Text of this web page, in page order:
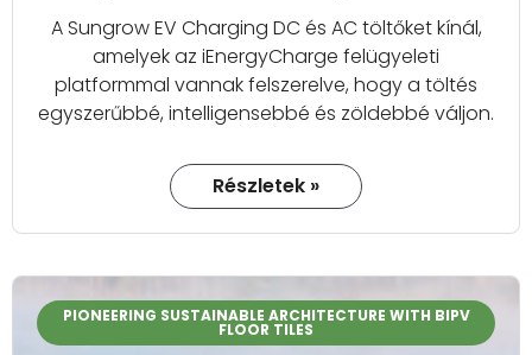
A Sungrow EV Charging DC és AC töltőket kínál,
amelyek az iEnergyCharge felügyeleti
platformmal vannak felszerelve, hogy a töltés
egyszerűbbé, intelligensebbé és zöldebbé váljon.
Részletek »
PIONEERING SUSTAINABLE ARCHITECTURE WITH BIPV
FLOOR TILES